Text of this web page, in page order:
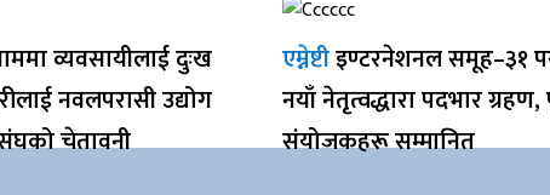
व्यवसायीलाई दुःख
नवलपरासी उद्योग
चेतावनी
एम्नेष्टीइण्टरनेशनल समूह–३१
नयाँ नेतृत्वद्धारा पदभार ग्रहण,
संयोजकहरू सम्मानित